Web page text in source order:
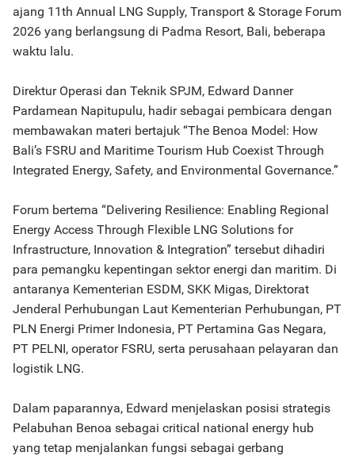
ajang 11th Annual LNG Supply, Transport & Storage Forum
2026 yang berlangsung di Padma Resort, Bali, beberapa
waktu lalu.
Direktur Operasi dan Teknik SPJM, Edward Danner
Pardamean Napitupulu, hadir sebagai pembicara dengan
membawakan materi bertajuk “The Benoa Model: How
Bali’s FSRU and Maritime Tourism Hub Coexist Through
Integrated Energy, Safety, and Environmental Governance.”
Forum bertema “Delivering Resilience: Enabling Regional
Energy Access Through Flexible LNG Solutions for
Infrastructure, Innovation & Integration” tersebut dihadiri
para pemangku kepentingan sektor energi dan maritim. Di
antaranya Kementerian ESDM, SKK Migas, Direktorat
Jenderal Perhubungan Laut Kementerian Perhubungan, PT
PLN Energi Primer Indonesia, PT Pertamina Gas Negara,
PT PELNI, operator FSRU, serta perusahaan pelayaran dan
logistik LNG.
Dalam paparannya, Edward menjelaskan posisi strategis
Pelabuhan Benoa sebagai critical national energy hub
yang tetap menjalankan fungsi sebagai gerbang